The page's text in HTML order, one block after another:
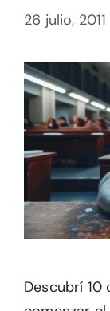
26 julio, 2011
Descubrí